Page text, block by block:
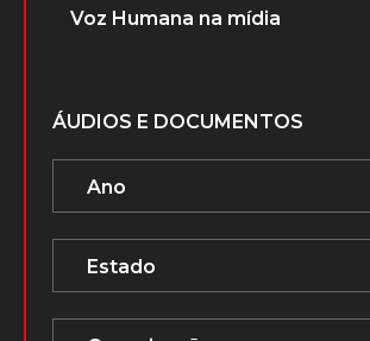
Voz Humana na mídia
ÁUDIOS E DOCUMENTOS